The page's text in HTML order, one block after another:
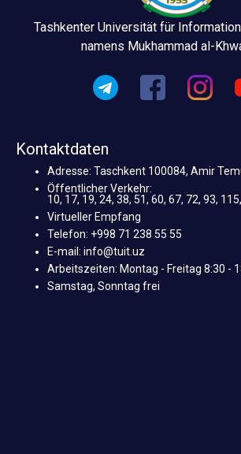
Tashkenter Universität für
namens Mukhammad al-
Kontaktdaten
Adresse: Taschkent 100084, Amir
Öffentlicher Verkehr:
10, 17, 19, 24, 38, 51, 60, 67, 72, 93,
Virtueller Empfang
Telefon: +998 71 238 55 55
E-mail: info@tuit.uz
Arbeitszeiten: Montag - Freitag 8:30 -
Samstag, Sonntag frei